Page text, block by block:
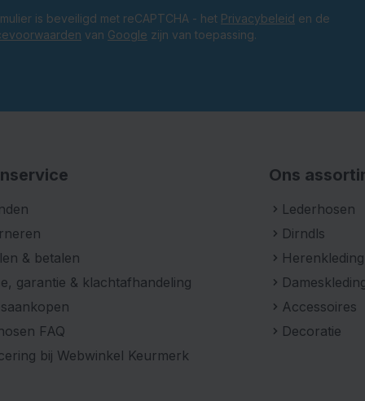
is beveiligd met reCAPTCHA - het Privacybeleid en de
van Google zijn van toepassing.
& betalen
garantie & klachtafhandeling
FAQ
bij Webwinkel Keurmerk
Ons
Lederhosen
Dirndls
Herenkleding
Accessoires
Decoratie